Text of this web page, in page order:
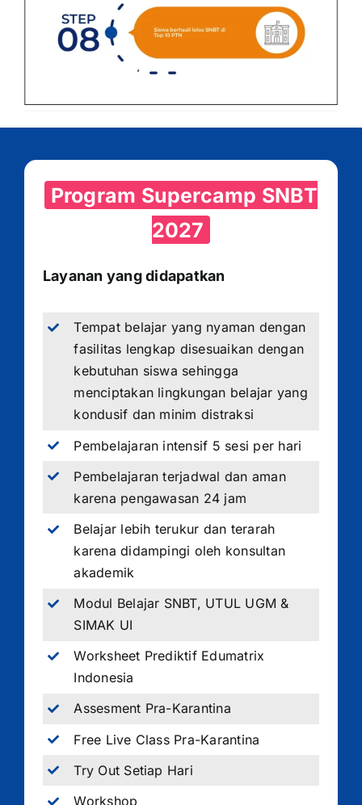
Program Supercamp SNBT
2027
Layanan yang didapatkan
Tempat belajar yang nyaman dengan
fasilitas lengkap disesuaikan dengan
kebutuhan siswa sehingga
menciptakan lingkungan belajar yang
kondusif dan minim distraksi
Pembelajaran intensif 5 sesi per hari
Pembelajaran terjadwal dan aman
karena pengawasan 24 jam
Belajar lebih terukur dan terarah
karena didampingi oleh konsultan
akademik
Modul Belajar SNBT, UTUL UGM &
SIMAK UI
Worksheet Prediktif Edumatrix
Indonesia
Assesment Pra-Karantina
Free Live Class Pra-Karantina
Try Out Setiap Hari
Workshop